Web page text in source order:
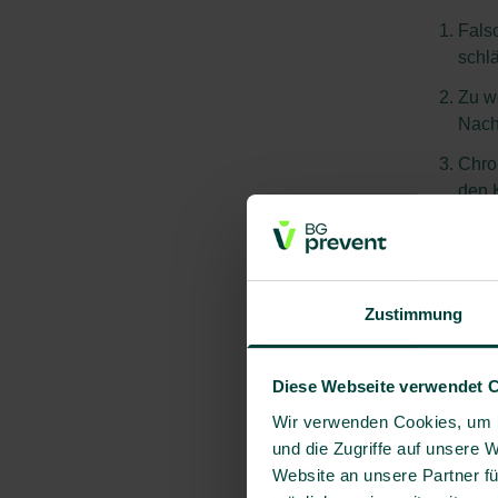
Zustimmung
Diese Webseite verwendet
Wir verwenden Cookies,
und die Zugriffe auf unsere
Website an unsere Partner
Zu
den
„Wer